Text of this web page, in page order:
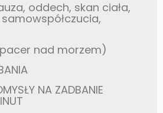
oddech, skan ciała,
nad morzem)
NA ZADBANIE